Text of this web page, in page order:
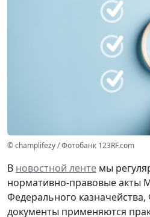
© champlifezy / Фотобанк 123RF.com
В новостной ленте мы
нормативно-правовые акты
Федерального
документы применяются